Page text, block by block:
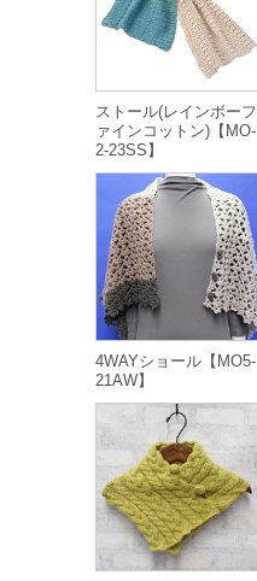
ストール(レインボーフ
ァインコットン)【MO-
2-23SS】
4WAYショール【MO5-
21AW】